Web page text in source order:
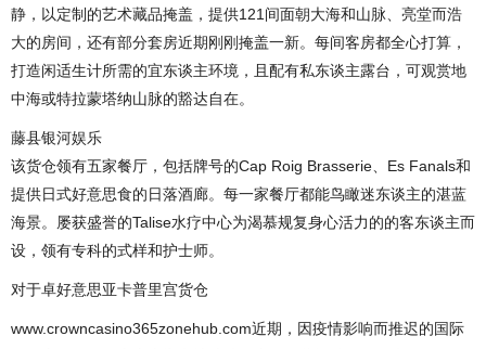
静，以定制的艺术藏品掩盖，提供121间面朝大海和山脉、亮堂而浩
大的房间，还有部分套房近期刚刚掩盖一新。每间客房都全心打算，
打造闲适生计所需的宜东谈主环境，且配有私东谈主露台，可观赏地
中海或特拉蒙塔纳山脉的豁达自在。
藤县银河娱乐
该货仓领有五家餐厅，包括牌号的Cap Roig Brasserie、Es Fanals和
提供日式好意思食的日落酒廊。每一家餐厅都能鸟瞰迷东谈主的湛蓝
海景。屡获盛誉的Talise水疗中心为渴慕规复身心活力的的客东谈主而
设，领有专科的式样和护士师。
对于卓好意思亚卡普里宫货仓
www.crowncasino365zonehub.com近期，因疫情影响而推迟的国际